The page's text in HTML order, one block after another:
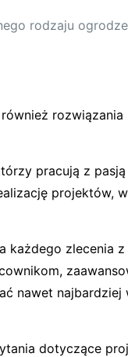
rodzaju
pracują z
projektów,
zlecenia
nawet
dotyczące